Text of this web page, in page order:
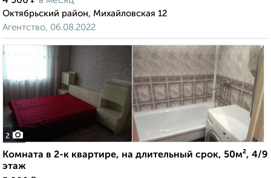
Октябрьский район, Михайловская 12
Агентство, 06.08.2022
2
Комната в 2-к квартире, на длительный срок, 50м², 4/9
этаж